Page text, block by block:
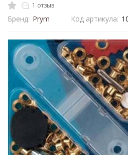
1 отзыв
Бренд: Prym Код артикула: